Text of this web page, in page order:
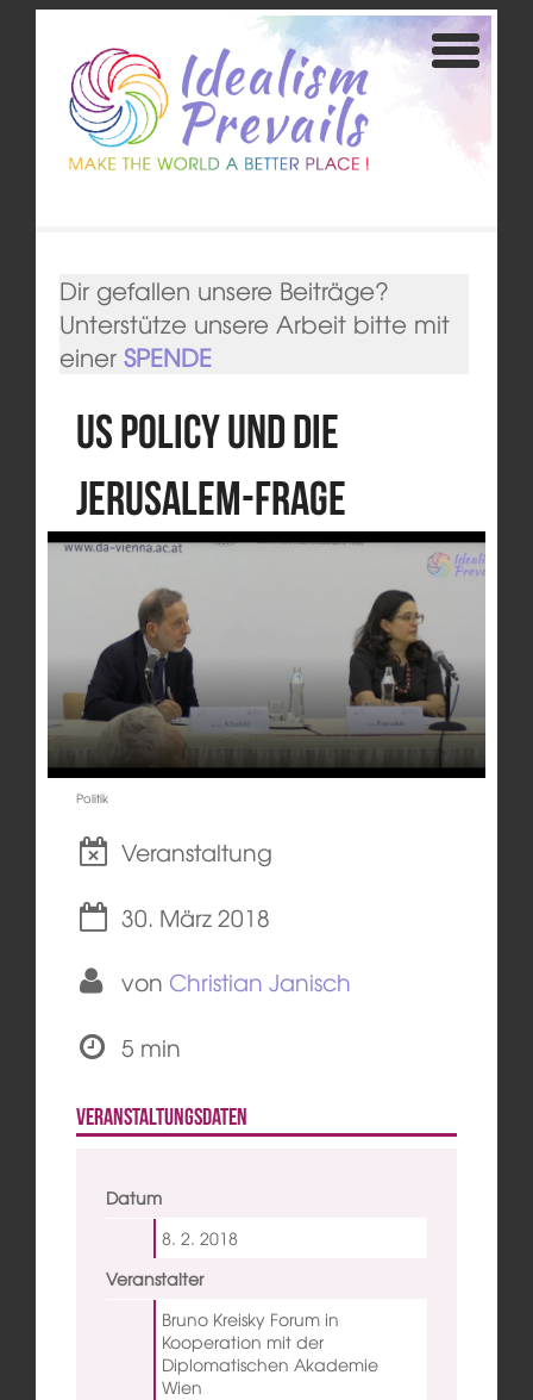
Dir gefallen unsere Beiträge?
Unterstütze unsere Arbeit bitte mit
einer SPENDE
US Policy und die
Jerusalem-Frage
Politik
Veranstaltung
30. März 2018
von Christian Janisch
5 min
Veranstaltungsdaten
Datum
8. 2. 2018
Veranstalter
Bruno Kreisky Forum in
Kooperation mit der
Diplomatischen Akademie
Wien